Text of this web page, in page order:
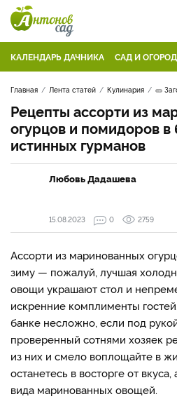
КАЛЕНДАРЬ ДАЧНИКА САД И ОГОРОД
Главная Лента статей Кулинария 🥒
Рецепты ассорти из
огурцов и помидоров в
истинных гурманов
Любовь Дадашева
15.08.2023
0 2759
Ассорти из маринованных
зиму — пожалуй, лучшая
овощи украшают стол и
искренние комплименты
банке несложно, если под
проверенный сотнями хозяек
из них и смело воплощайте в
останетесь в восторге от
вида маринованных овощей.